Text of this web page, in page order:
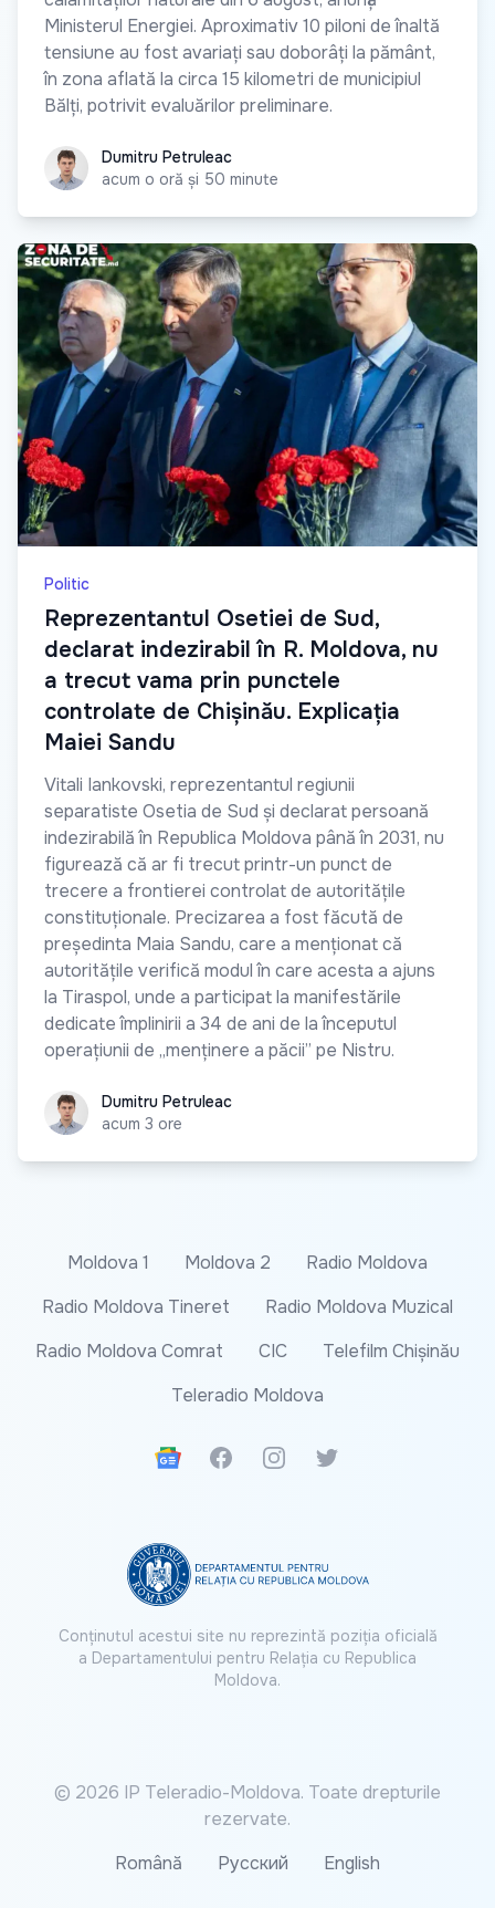
Ministerul Energiei. Aproximativ 10 piloni de înaltă
tensiune au fost avariați sau doborâți la pământ,
în zona aflată la circa 15 kilometri de municipiul
Bălți, potrivit evaluărilor preliminare.
Dumitru Petruleac
Dumitru Petruleac
acum o oră și 50 minute
Politic
Reprezentantul Osetiei de Sud,
declarat indezirabil în R. Moldova, nu
a trecut vama prin punctele
controlate de Chișinău. Explicația
Maiei Sandu
Vitali Iankovski, reprezentantul regiunii
separatiste Osetia de Sud și declarat persoană
indezirabilă în Republica Moldova până în 2031, nu
figurează că ar fi trecut printr-un punct de
trecere a frontierei controlat de autoritățile
constituționale. Precizarea a fost făcută de
președinta Maia Sandu, care a menționat că
autoritățile verifică modul în care acesta a ajuns
la Tiraspol, unde a participat la manifestările
dedicate împlinirii a 34 de ani de la începutul
operațiunii de „menținere a păcii” pe Nistru.
Dumitru Petruleac
Dumitru Petruleac
acum 3 ore
Moldova 1 Moldova 2
Radio Moldova
Radio Moldova Tineret
Radio Moldova Muzical
Radio Moldova Comrat
CIC
Telefilm Chișinău
Teleradio Moldova
Google News
FacebookInstagramTwitter
Conținutul acestui site nu reprezintă poziția oficială
a Departamentului pentru Relația cu Republica
Moldova.
© 2026 IP Teleradio-Moldova. Toate drepturile
rezervate.
Română
Русский English